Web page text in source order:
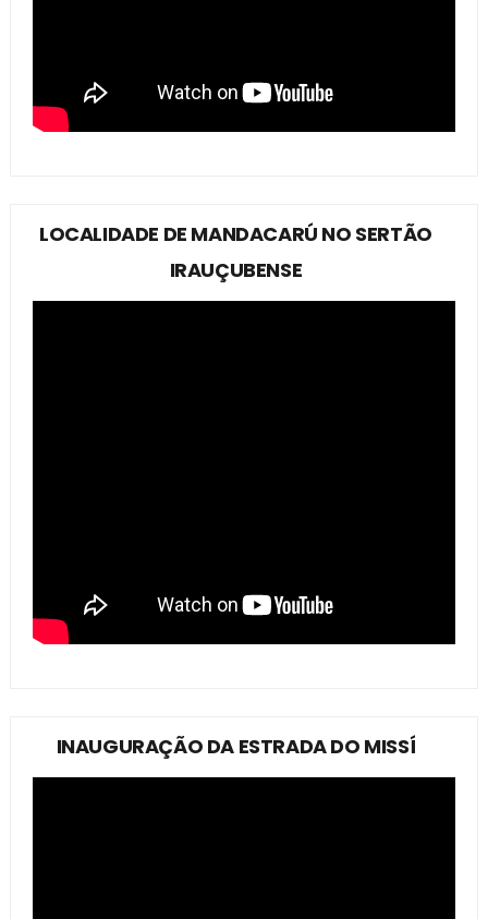
LOCALIDADE DE MANDACARÚ NO SERTÃO
IRAUÇUBENSE
INAUGURAÇÃO DA ESTRADA DO MISSÍ